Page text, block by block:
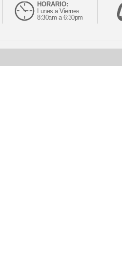
HORARIO:
Lunes a Viernes
8:30am a 6:30pm